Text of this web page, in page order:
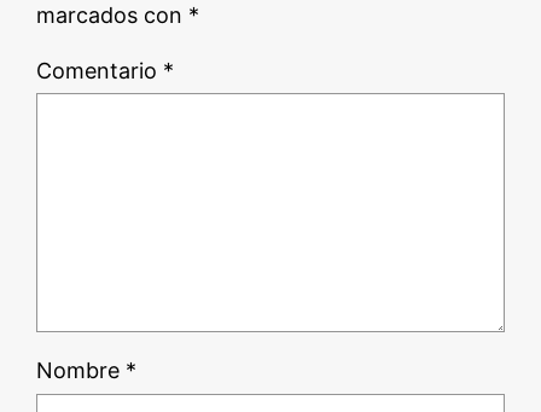
marcados con *
Comentario *
Nombre *